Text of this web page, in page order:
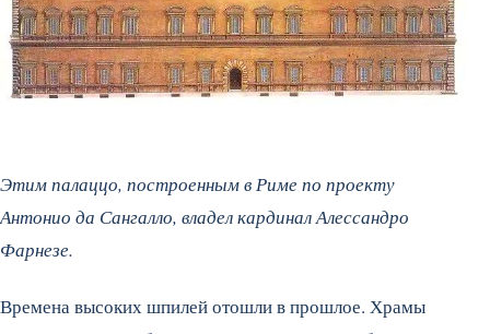
Этим палаццо, построенным в Риме по проекту
Антонио да Сангалло, владел кардинал Алессандро
Фарнезе.
Времена высоких шпилей отошли в прошлое. Храмы